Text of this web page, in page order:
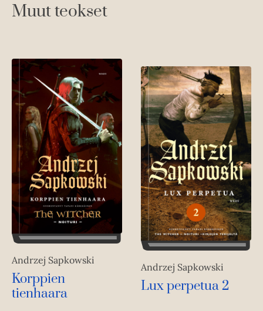
Muut teokset
Andrzej Sapkowski
Korppien
tienhaara
Andrzej Sapkowski
Lux perpetua 2